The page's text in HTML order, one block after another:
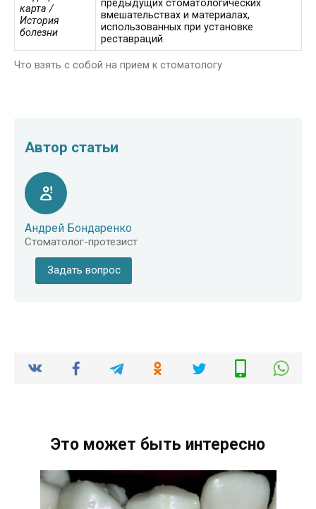
Что взять с собой на прием к стоматологу
карта /
История
болезни
предыдущих стоматологических
вмешательствах и материалах,
использованных при установке
реставраций.
Автор статьи
Андрей Бондаренко
Стоматолог-протезист
Задать вопрос
Это может быть интересно